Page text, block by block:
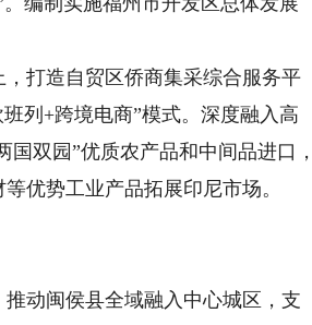
打造自贸区侨商集采综合服务平
列+跨境电商”模式。深度融入高
双园”优质农产品和中间品进口，
优势工业产品拓展印尼市场。
动闽侯县全域融入中心城区，支